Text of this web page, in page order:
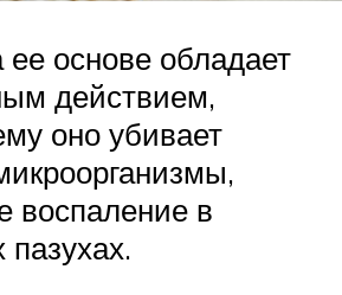
основе обладает
действием,
оно убивает
в